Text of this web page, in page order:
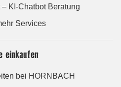
KI-Chatbot Beratung
Services
einkaufen
bei HORNBACH